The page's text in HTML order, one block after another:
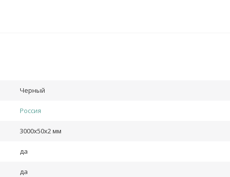
Черный
Россия
3000х50х2 мм
да
да